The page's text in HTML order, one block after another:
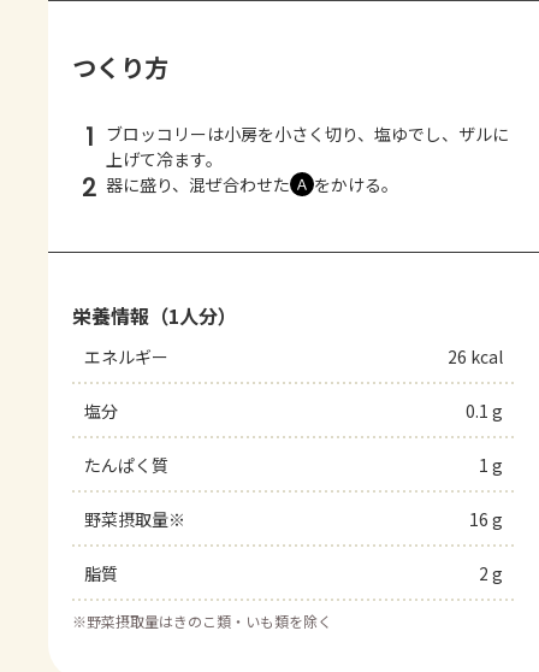
つくり方
1 ブロッコリーは小房を小さく切り、塩ゆでし、ザルに
上げて冷ます。
2 器に盛り、混ぜ合わせた Ａ をかける。
栄養情報（1人分）
エネルギー 26 kcal
塩分 0.1 g
たんぱく質 1 g
野菜摂取量※ 16 g
脂質 2 g
※野菜摂取量はきのこ類・いも類を除く